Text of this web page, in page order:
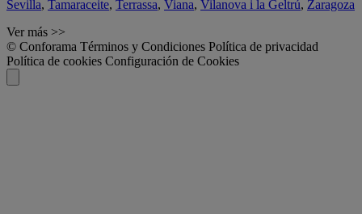
Sevilla, Tamaraceite, Terrassa, Viana, Vilanova i la Geltrú, Zaragoza
Ver más >>
© Conforama Términos y Condiciones Política de privacidad
Política de cookies Configuración de Cookies